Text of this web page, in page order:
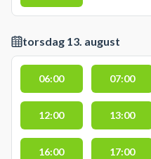
torsdag 13. august
06:00 07:00
12:00 13:00
16:00 17:00